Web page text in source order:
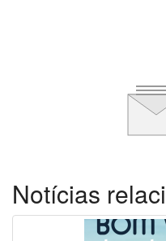
Notícias